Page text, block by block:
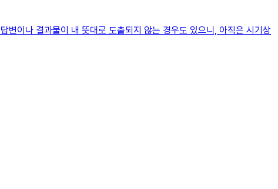
변이나 결과물이 내 뜻대로 도출되지 않는 경우도 있으니, 아직은 시기상